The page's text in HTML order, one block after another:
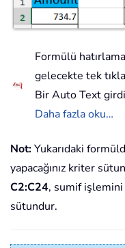
Formülü
gelecekte tek
Bir Auto Text
Daha fazla oku…
Not:Yukarıdaki
yapacağınız kriter
C2:C24, sumif işlemini
sütundur.